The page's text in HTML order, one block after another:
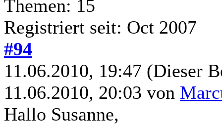
Themen: 15
Registriert seit: Oct 2007
#94
11.06.2010, 19:47 (Dieser
11.06.2010, 20:03 von
Hallo Susanne,